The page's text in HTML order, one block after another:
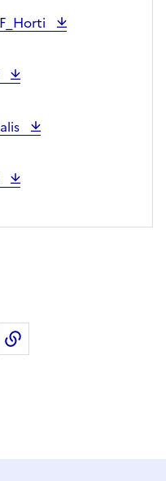
Twitter)
LinkedInpar email